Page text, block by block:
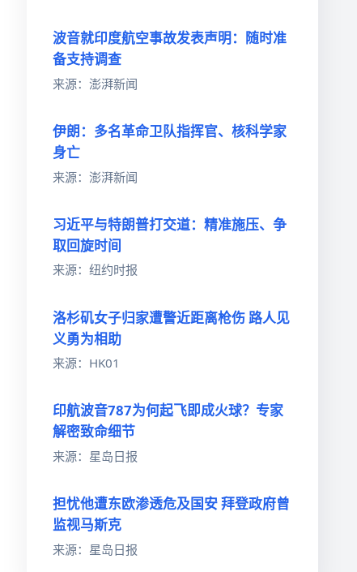
波音就印度航空事故发表声明：随时准
备支持调查
来源：澎湃新闻
伊朗：多名革命卫队指挥官、核科学家
身亡
来源：澎湃新闻
习近平与特朗普打交道：精准施压、争
取回旋时间
来源：纽约时报
洛杉矶女子归家遭警近距离枪伤 路人见
义勇为相助
来源：HK01
印航波音787为何起飞即成火球？专家
解密致命细节
来源：星岛日报
担忧他遭东欧渗透危及国安 拜登政府曾
监视马斯克
来源：星岛日报